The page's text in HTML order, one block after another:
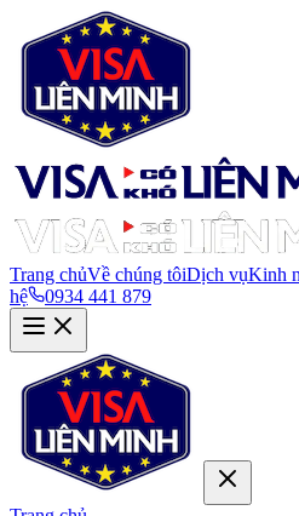
Trang chủVề chúng tôiDịch vụKinh
hệ
0934 441 879